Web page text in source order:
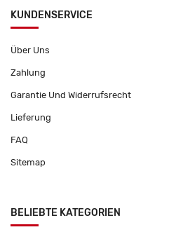
KUNDENSERVICE
Über Uns
Zahlung
Garantie Und Widerrufsrecht
Lieferung
FAQ
Sitemap
BELIEBTE KATEGORIEN